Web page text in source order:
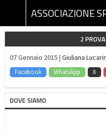
2
07 Gennaio 2015 | Giuliana
Facebook WhatsApp X
DOVE SIAMO